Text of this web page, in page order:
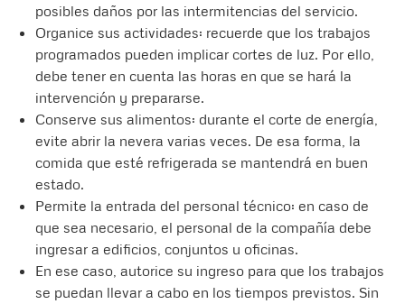
posibles daños por las intermitencias del servicio.
Organice sus actividades: recuerde que los trabajos
programados pueden implicar cortes de luz. Por ello,
debe tener en cuenta las horas en que se hará la
intervención y prepararse.
Conserve sus alimentos: durante el corte de energía,
evite abrir la nevera varias veces. De esa forma, la
comida que esté refrigerada se mantendrá en buen
estado.
Permite la entrada del personal técnico: en caso de
que sea necesario, el personal de la compañía debe
ingresar a edificios, conjuntos u oficinas.
En ese caso, autorice su ingreso para que los trabajos
se puedan llevar a cabo en los tiempos previstos. Sin